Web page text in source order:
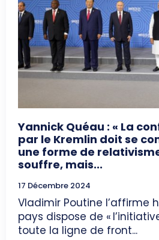
Yannick Quéau : « La
par le Kremlin doit se
une forme de
souffre, mais...
17 Décembre 2024
Vladimir Poutine l’affirme
pays dispose de «
toute la ligne de front...